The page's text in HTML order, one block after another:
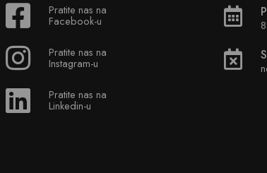
Pratite nas na
Facebook-u
Pratite nas na
Instagram-u
Pratite nas na
Linkedin-u